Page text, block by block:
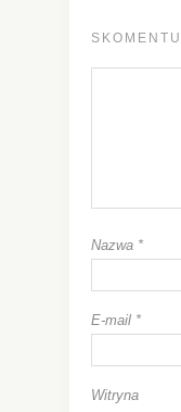
Nazwa *
E-mail *
Witryna